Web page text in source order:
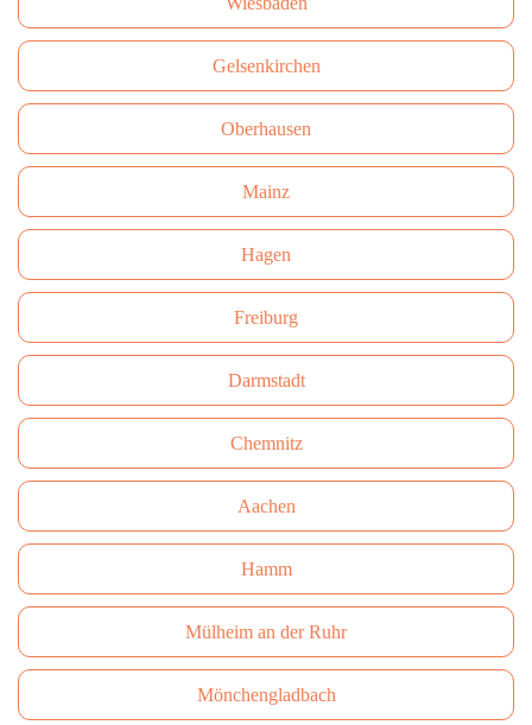
Gelsenkirchen
Oberhausen
Mainz
Hagen
Freiburg
Darmstadt
Сhemnitz
Aachen
Hamm
Mülheim an der Ruhr
Mönchengladbach